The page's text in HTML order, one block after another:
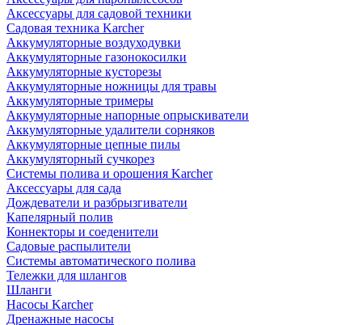
Аксессуары для садовой техники
Садовая техника Karcher
Аккумуляторные воздуходувки
Аккумуляторные газонокосилки
Аккумуляторные кусторезы
Аккумуляторные ножницы для травы
Аккумуляторные тримеры
Аккумуляторные напорные опрыскиватели
Аккумуляторные удалители сорняков
Аккумуляторные цепные пилы
Аккумуляторный сучкорез
Системы полива и орошения Karcher
Аксессуары для сада
Дождеватели и разбрызгиватели
Капелярный полив
Коннекторы и соеденители
Садовые распылители
Системы автоматического полива
Тележки для шлангов
Шланги
Насосы Karcher
Дренажные насосы